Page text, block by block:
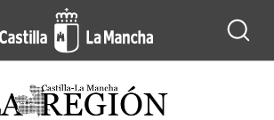
región de Castilla-La